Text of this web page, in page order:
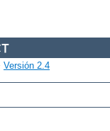
Versión 2.4